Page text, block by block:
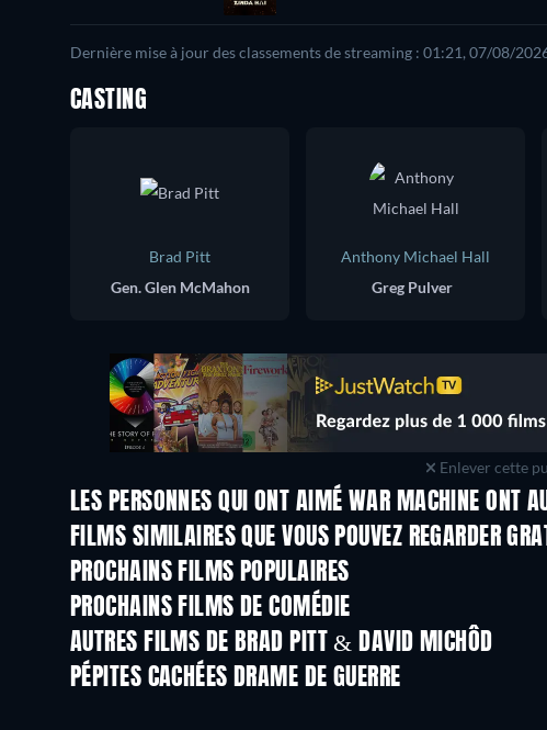
Dernière mise à jour des classements de streaming : 01:21, 07/08/
CASTING
Brad Pitt
Gen. Glen McMahon
Anthony Michael Hall
Greg Pulver
Enlever cette
LES PERSONNES QUI ONT AIMÉ WAR MACHINE ONT
FILMS SIMILAIRES QUE VOUS POUVEZ REGARDER
PROCHAINS FILMS POPULAIRES
PROCHAINS FILMS DE COMÉDIE
AUTRES FILMS DE BRAD PITT & DAVID MICHÔD
PÉPITES CACHÉES DRAME DE GUERRE